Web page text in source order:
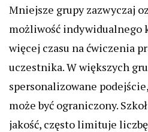
Mniejsze grupy zazwyczaj
możliwość indywidualnego
więcej czasu na ćwiczenia
uczestnika. W większych
spersonalizowane
może być ograniczony.
jakość, często limituje